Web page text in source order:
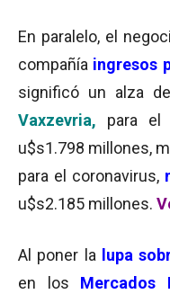
En paralelo, el
compañía ingresos
significó un alza
Vaxzevria, para el
u$s1.798 millones,
para el coronavirus,
u$s2.185 millones.
Al poner la lupa
en los Mercados